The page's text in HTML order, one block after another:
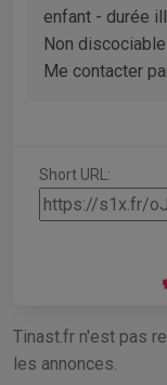
enfant - durée
Non
Me contacter
Short URL:
Tinast.fr n'est pas
les annonces.